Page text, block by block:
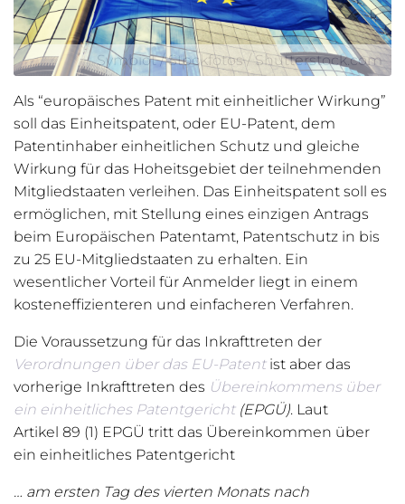
Symbiot / Stockfotos / Shutterstock.com
Als “europäisches Patent mit einheitlicher Wirkung”
soll das Einheitspatent, oder EU-Patent, dem
Patentinhaber einheitlichen Schutz und gleiche
Wirkung für das Hoheitsgebiet der teilnehmenden
Mitgliedstaaten verleihen. Das Einheitspatent soll es
ermöglichen, mit Stellung eines einzigen Antrags
beim Europäischen Patentamt, Patentschutz in bis
zu 25 EU-Mitgliedstaaten zu erhalten. Ein
wesentlicher Vorteil für Anmelder liegt in einem
kosteneffizienteren und einfacheren Verfahren.
Die Voraussetzung für das Inkrafttreten der
Verordnungen über das EU-Patentist aber das
vorherige Inkrafttreten des Übereinkommens über
ein einheitliches Patentgericht(EPGÜ). Laut
Artikel 89 (1) EPGÜ tritt das Übereinkommen über
ein einheitliches Patentgericht
… am ersten Tag des vierten Monats nach